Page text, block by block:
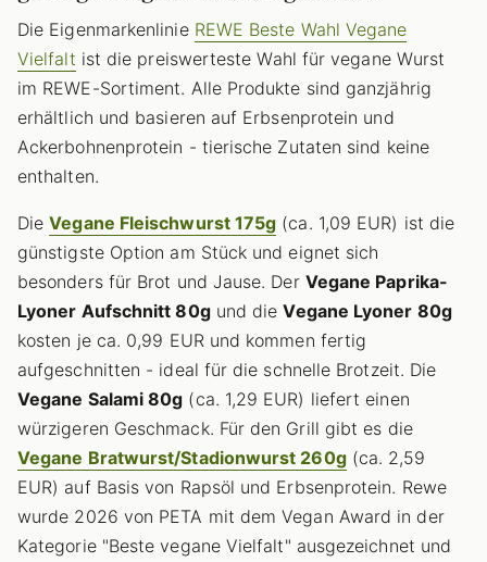
Die Eigenmarkenlinie REWE Beste Wahl Vegane
Vielfalt ist die preiswerteste Wahl für vegane Wurst
im REWE-Sortiment. Alle Produkte sind ganzjährig
erhältlich und basieren auf Erbsenprotein und
Ackerbohnenprotein - tierische Zutaten sind keine
enthalten.
DieVegane Fleischwurst 175g (ca. 1,09 EUR) ist die
günstigste Option am Stück und eignet sich
besonders für Brot und Jause. Der Vegane Paprika-
Lyoner Aufschnitt 80gund dieVegane Lyoner 80g
kosten je ca. 0,99 EUR und kommen fertig
aufgeschnitten - ideal für die schnelle Brotzeit. Die
Vegane Salami 80g (ca. 1,29 EUR) liefert einen
würzigeren Geschmack. Für den Grill gibt es die
Vegane Bratwurst/Stadionwurst 260g(ca. 2,59
EUR) auf Basis von Rapsöl und Erbsenprotein. Rewe
wurde 2026 von PETA mit dem Vegan Award in der
Kategorie "Beste vegane Vielfalt" ausgezeichnet und